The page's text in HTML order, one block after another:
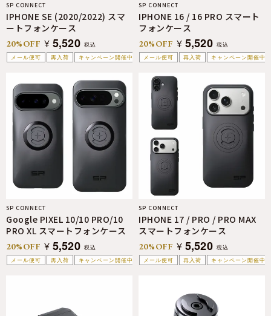
メール便可 再入荷 キャンペーン開催中
SP CONNECT
IPHONE SE (2020/2022) スマ
ートフォンケース
20%OFF ¥ 5,520 税込
メール便可
再入荷 キャンペーン開催中
SP CONNECT
IPHONE 16 / 16 PRO スマート
フォンケース
20%OFF ¥ 5,520 税込
メール便可 再入荷 キャンペーン開催中
SP CONNECT
Google PIXEL 10/10 PRO/10
PRO XL スマートフォンケース
20%OFF ¥ 5,520 税込
メール便可
再入荷 キャンペーン開催中
SP CONNECT
IPHONE 17 / PRO / PRO MAX
スマートフォンケース
20%OFF ¥ 5,520 税込